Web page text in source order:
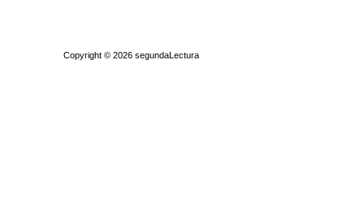
Copyright © 2026 segundaLectura